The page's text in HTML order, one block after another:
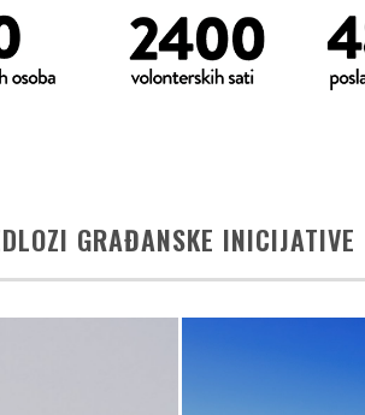
GRAĐANSKE INICIJATIVE